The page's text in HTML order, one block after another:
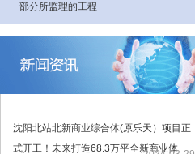
部分所监理的工程
沈阳北站北新商业综合体(原乐天）项目正
式开工！未来打造68.3万平全新商业体